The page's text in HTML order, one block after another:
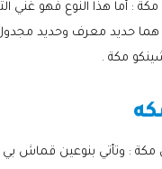
: أما هذا النوع فهو غني
حديد معرف وحديد
مكة .
مكة : وتأتي بنوعين قماش